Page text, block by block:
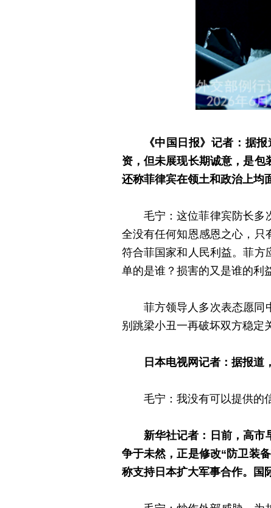
《中国日报》记者：据
资，但未展现长期诚意，是
还称菲律宾在领土和政治上均
毛宁：这位菲律宾防长多
全没有任何知恩感恩之心，只
符合菲国家和人民利益。菲方
单的是谁？损害的又是谁的利
菲方领导人多次表态愿同
别跳梁小丑一再破坏双方稳定
日本电视网记者：据报道
毛宁：我没有可以提供的
新华社记者：日前，高市
争于未然，正是修改“防卫装
称支持日本扩大军事合作。国